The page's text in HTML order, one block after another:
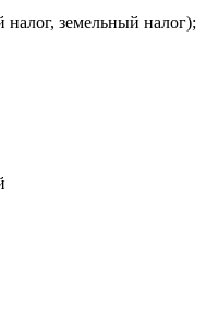
земельный налог);